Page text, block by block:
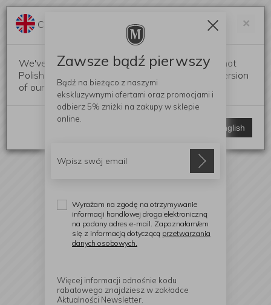
×
Change language?
We've detected that your browser language is not
Polish. Would you like to switch to the English version
of our website?
Switch to English
Zawsze bądź pierwszy
Bądź na bieżąco z naszymi
ekskluzywnymi ofertami oraz promocjami i
odbierz 5% zniżki na zakupy w sklepie
online.
Wyrażam na zgodę na otrzymywanie
informacji handlowej droga elektroniczną
na podany adres e-mail. Zapoznałam/em
się z informacją dotyczącą przetwarzania
danych osobowych.
Więcej informacji odnośnie kodu
rabatowego znajdziesz w zakładce
Aktualności Newsletter.